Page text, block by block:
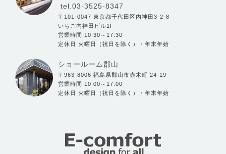
tel.03-3525-8347
〒101-0047 東京都千代田区内神田3-2-8
いちご内神田ビル1F
営業時間 10:30～17:30
定休日 火曜日（祝日を除く）・年末年始
ショールーム郡山
〒963-8006 福島県郡山市赤木町 24-19
営業時間 10:00～17:00
定休日 火曜日（祝日を除く）・年末年始